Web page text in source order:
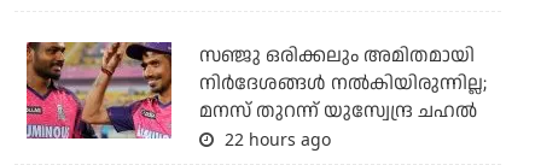
സഞ്ജു ഒരിക്കലും അമിതമായി
നിര്‍ദേശങ്ങള്‍ നല്‍കിയിരുന്നില്ല;
മനസ് തുറന്ന് യുസ്വേന്ദ്ര ചഹല്‍
22 hours ago